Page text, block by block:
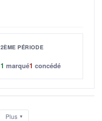
2ÈME PÉRIODE
1 marqué1 concédé
Plus